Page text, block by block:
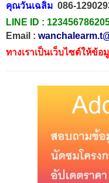
คุณวันเฉลิม 086-
LINE ID :
Email :
ทางเราเป็นเว็บไซต์ให้ข้อ